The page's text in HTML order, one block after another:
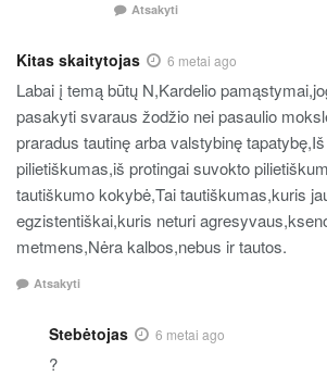
Atsakyti
Kitas skaitytojas 6 metai ago
Labai į temą būtų N,Kardelio
pasakyti svaraus žodžio nei pasaulio
praradus tautinę arba valstybinę
pilietiškumas,iš protingai suvokto
tautiškumo kokybė,Tai tautiškumas,kuris
egzistentiškai,kuris neturi
metmens,Nėra kalbos,nebus ir tautos.
Atsakyti
Stebėtojas 6 metai ago
?